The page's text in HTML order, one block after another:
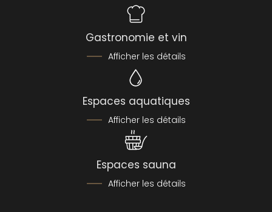
Gastronomie et vin
Afficher les détails
Espaces aquatiques
Afficher les détails
Espaces sauna
Afficher les détails